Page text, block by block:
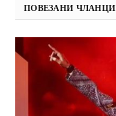
ПОВЕЗАНИ ЧЛАНЦИ